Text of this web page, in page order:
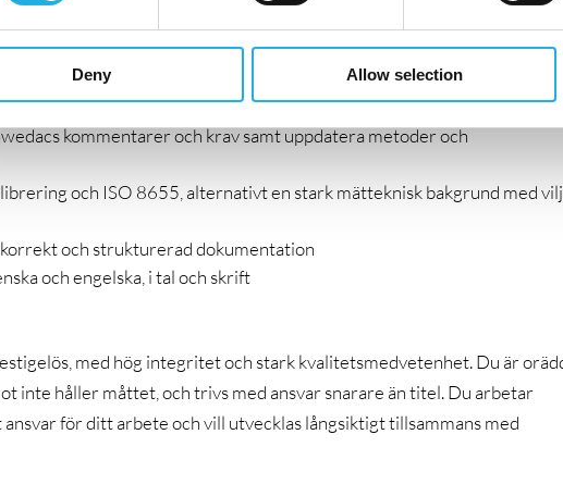
Deny Allow selection
17025 och praktisk erfarenhet av arbete i ackrediterad
i ackrediterade laboratorier fungerar och tillämpas i praktiken
beslutsregler och statistiska inslag
kommentarer och krav samt uppdatera metoder och
och ISO 8655, alternativt en stark mätteknisk bakgrund med
och strukturerad dokumentation
och engelska, i tal och skrift
med hög integritet och stark kvalitetsmedvetenhet. Du är
inte håller måttet, och trivs med ansvar snarare än titel. Du arbetar
för ditt arbete och vill utvecklas långsiktigt tillsammans med